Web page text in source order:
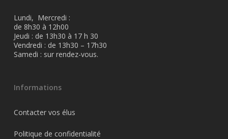
Lundi, Mercredi :
de 8h30 à 12h00
Jeudi : de 13h30 à 17 h 30
Vendredi : de 13h30 – 17h30
Samedi : sur rendez-vous.
Informations
Contacter vos élus
Politique de confidentialité